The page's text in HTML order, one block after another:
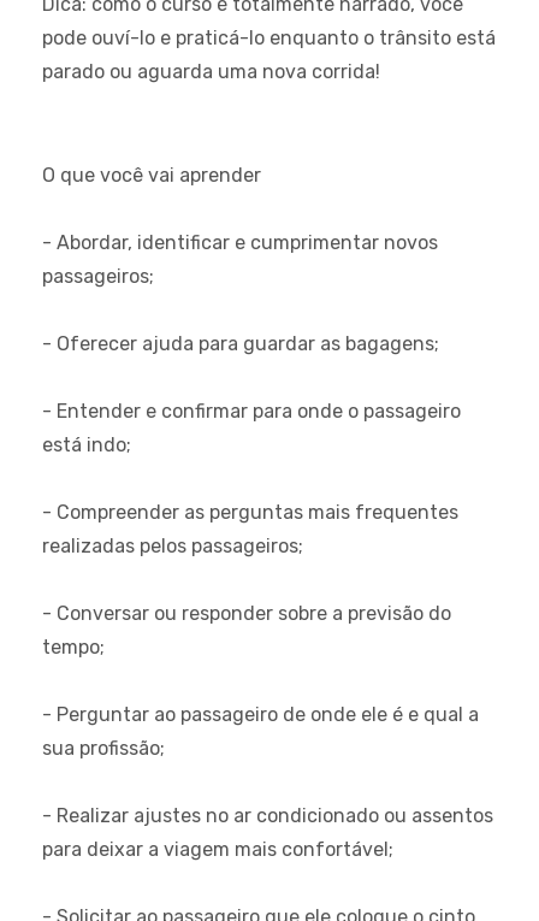
pode ouví-lo e praticá-lo enquanto o trânsito está
parado ou aguarda uma nova corrida!
O que você vai aprender
- Abordar, identificar e cumprimentar novos
passageiros;
- Oferecer ajuda para guardar as bagagens;
- Entender e confirmar para onde o passageiro
está indo;
- Compreender as perguntas mais frequentes
realizadas pelos passageiros;
- Conversar ou responder sobre a previsão do
tempo;
- Perguntar ao passageiro de onde ele é e qual a
sua profissão;
- Realizar ajustes no ar condicionado ou assentos
para deixar a viagem mais confortável;